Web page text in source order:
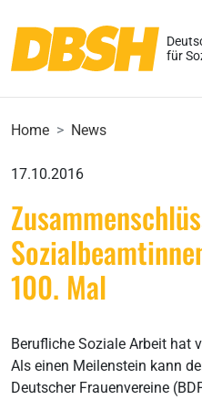
für
Home News
17.10.2016
100. Mal
Berufliche Soziale Arbeit hat
Als einen Meilenstein kann
Deutscher Frauenvereine